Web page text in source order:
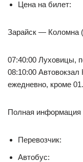
Цена на билет:
Зарайск — Коломна
07:40:00 Луховицы,
08:10:00 Автовокзал
ежедневно, кроме
Полная
Перевозчик:
Автобус: